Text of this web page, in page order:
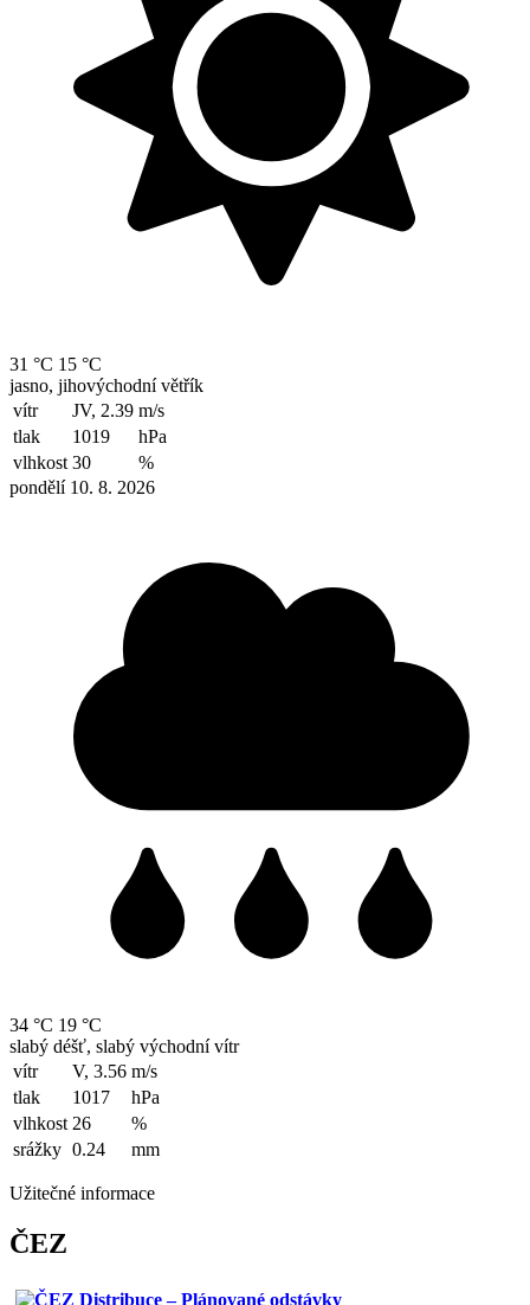
31 °C 15 °C
jasno, jihovýchodní větřík
vítr
JV, 2.39 m/s
tlak
1019
hPa
vlhkost 30
%
pondělí 10. 8. 2026
34 °C 19 °C
slabý déšť, slabý východní vítr
vítr
V, 3.56 m/s
tlak
1017
hPa
vlhkost 26
%
srážky 0.24 mm
Užitečné informace
ČEZ